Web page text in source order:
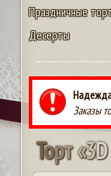
Праздничные
Десерты
Надежда
Заказы
Торт«3D